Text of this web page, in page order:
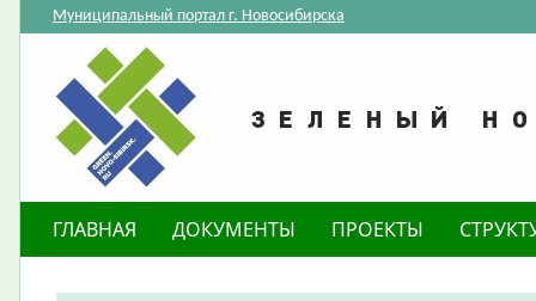
Муниципальный портал г. Новосибирска
ГЛАВНАЯ ДОКУМЕНТЫ ПРОЕКТЫ